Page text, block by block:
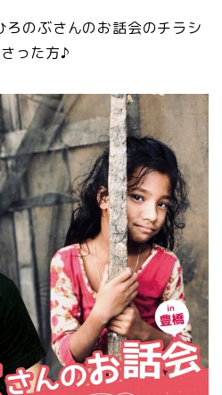
のぶさんのお話会のチラシ
った方♪